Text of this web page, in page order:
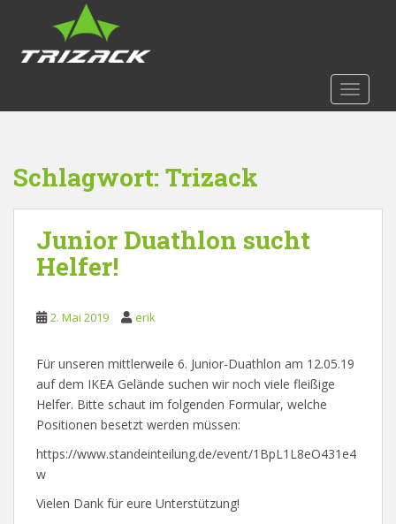
o
Schlagwort: Trizack
Junior Duathlon sucht
Helfer!
2. Mai 2019 erik
Für unseren mittlerweile 6. Junior-Duathlon am 12.05.19
auf dem IKEA Gelände suchen wir noch viele fleißige
Helfer. Bitte schaut im folgenden Formular, welche
Positionen besetzt werden müssen:
https://www.standeinteilung.de/event/1BpL1L8eO431e4
w
Vielen Dank für eure Unterstützung!